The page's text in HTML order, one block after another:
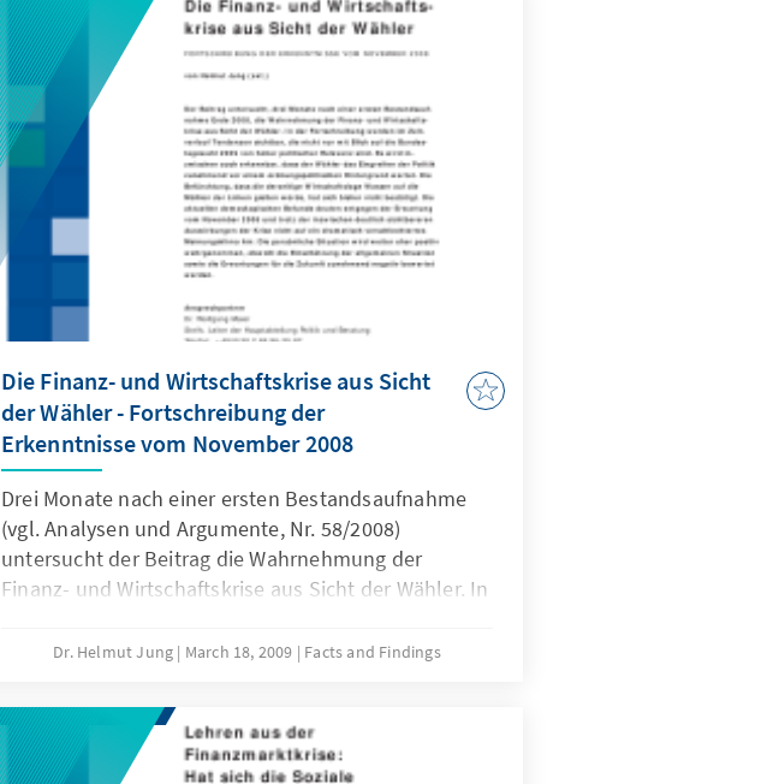
Die Finanz- und Wirtschaftskrise aus Sicht
der Wähler - Fortschreibung der
Erkenntnisse vom November 2008
Drei Monate nach einer ersten Bestandsaufnahme
(vgl. Analysen und Argumente, Nr. 58/2008)
untersucht der Beitrag die Wahrnehmung der
Finanz- und Wirtschaftskrise aus Sicht der Wähler. In
Tendenzen sichtbar, die nicht nur mit Blick auf die
Relevanz sind.
Dr. Helmut Jung March 18, 2009 Facts and Findings